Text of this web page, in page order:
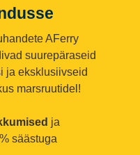
AFerry
suurepäraseid
ja eksklusiivseid
marsruutidel!
ja
säästuga